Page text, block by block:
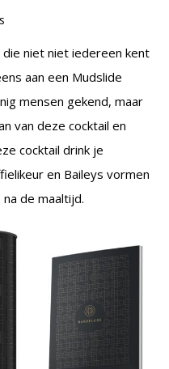
die niet niet iedereen kent
aan een Mudslide
mensen gekend, maar
van deze cocktail en
cocktail drink je
en Baileys vormen
de maaltijd.